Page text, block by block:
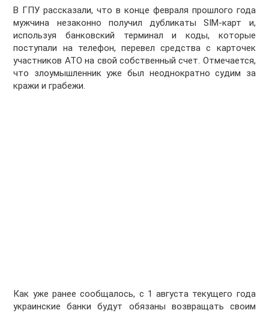
В ГПУ рассказали, что в конце февраля прошлого года
мужчина незаконно получил дубликаты SIM-карт и,
используя банковский терминал и коды, которые
поступали на телефон, перевел средства с карточек
участников АТО на свой собственный счет. Отмечается,
что злоумышленник уже был неоднократно судим за
кражи и грабежи.
Как уже ранее сообщалось, с 1 августа текущего года
украинские банки будут обязаны возвращать своим